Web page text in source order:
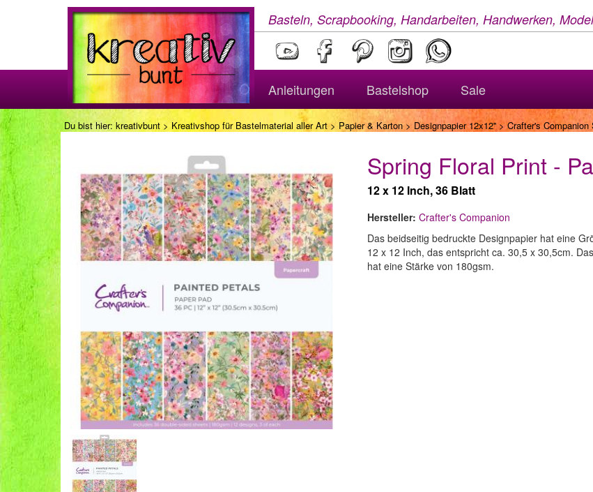
Basteln, Scrapbooking, Handarbeiten, Handwerken,
Anleitungen Bastelshop Sale
Du bist hier: kreativbunt > Kreativshop für Bastelmaterial aller Art> Papier & Karton> Designpapier 12x12''> Crafter's Companion
Spring Floral Print -
12 x 12 Inch, 36 Blatt
Hersteller: Crafter's Companion
Das beidseitig bedruckte Designpapier hat eine
12 x 12 Inch, das entspricht ca. 30,5 x 30,5cm.
hat eine Stärke von 180gsm.